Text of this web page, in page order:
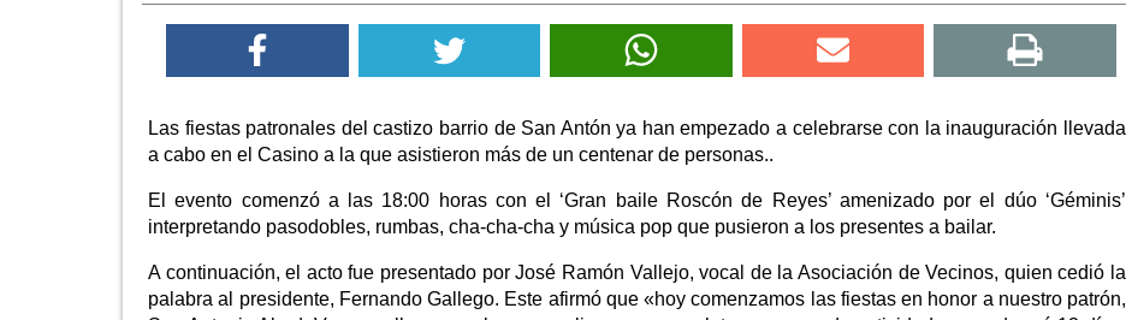
Las fiestas patronales del castizo barrio de San Antón ya han empezado a celebrarse con la inauguración llevada
a cabo en el Casino a la que asistieron más de un centenar de personas..
El evento comenzó a las 18:00 horas con el ‘Gran baile Roscón de Reyes’ amenizado por el dúo ‘Géminis’
interpretando pasodobles, rumbas, cha-cha-cha y música pop que pusieron a los presentes a bailar.
A continuación, el acto fue presentado por José Ramón Vallejo, vocal de la Asociación de Vecinos, quien cedió la
palabra al presidente, Fernando Gallego. Este afirmó que «hoy comenzamos las fiestas en honor a nuestro patrón,